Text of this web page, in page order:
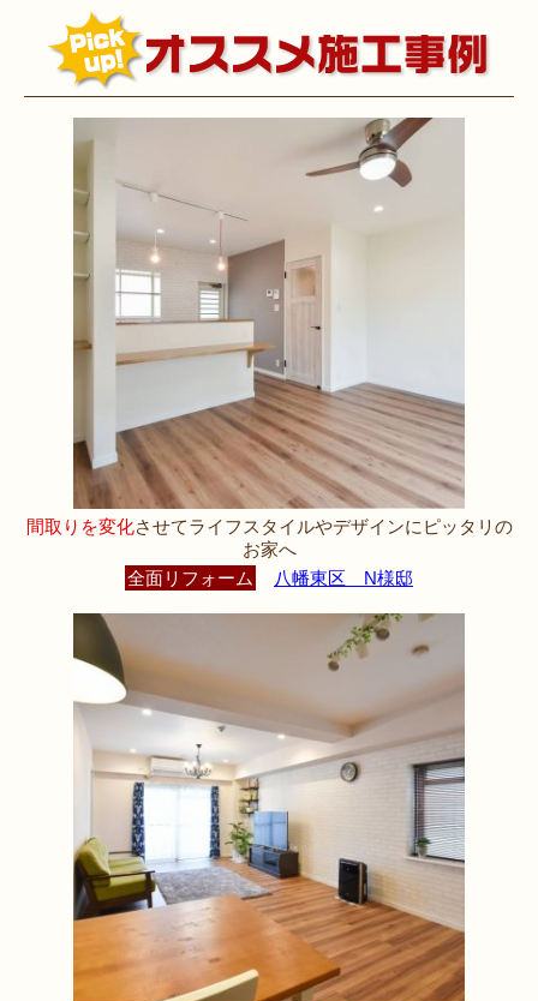
間取りを変化させてライフスタイルやデザインにピッタリの
お家へ
全面リフォーム
八幡東区 N様邸